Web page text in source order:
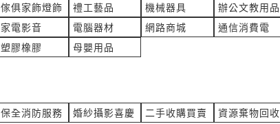
立即報價
SBCB3-6 螺絲費用
產業:居家百貨製造代理
來自:上OO技OO有OO司 詢價
玉善冰糕詢價費用
傢俱家飾燈飾 禮工藝品 機械器具
辦公文教用品
家電影音 電腦器材 網路商城
通信消費電
塑膠橡膠 母嬰用品
保全消防服務 婚紗攝影喜慶 二手收購買賣
資源棄物回收